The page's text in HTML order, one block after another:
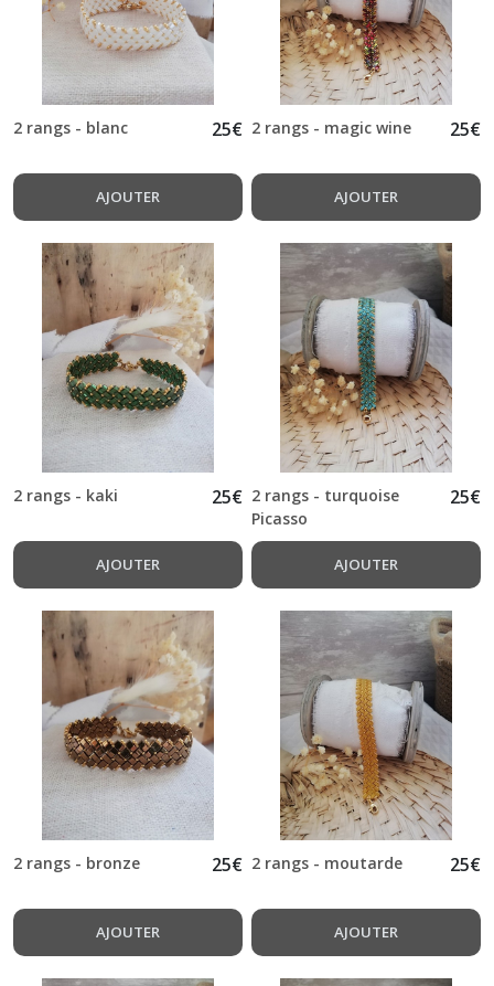
2 rangs - blanc 25€
AJOUTER
2 rangs - magic wine 25€
AJOUTER
2 rangs - kaki 25€
AJOUTER
2 rangs - turquoise
Picasso
25€
AJOUTER
2 rangs - bronze 25€
AJOUTER
2 rangs - moutarde 25€
AJOUTER